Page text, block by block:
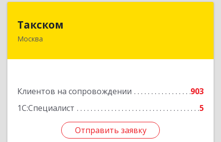
Такском
Москва
Клиентов на сопровождении
903
1С:Специалист
5
Отправить заявку
119034, Москва г, Барыковский пер, дом №
Отправить заявку